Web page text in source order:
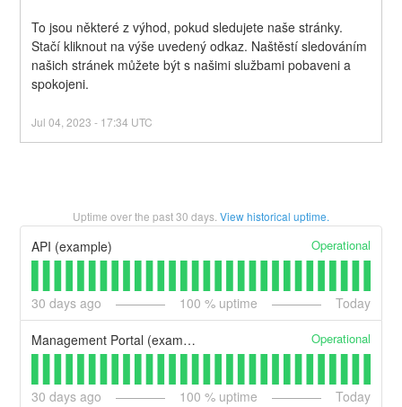
To jsou některé z výhod, pokud sledujete naše stránky.
Stačí kliknout na výše uvedený odkaz. Naštěstí sledováním
našich stránek můžete být s našimi službami pobaveni a
spokojeni.
Jul04 ,2023 - 17:34 UTC
Uptime over the past30 days. View historical uptime.
API (example) Operational
30 days ago 100 % uptime Today
Management Portal (example) Operational
30 days ago 100 % uptime Today